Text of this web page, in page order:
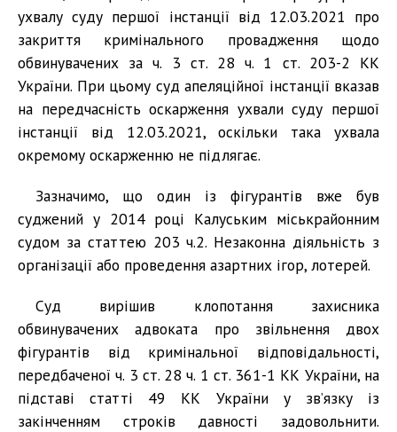
ухвалу суду першої інстанції від 12.03.2021 про
закриття кримінального провадження щодо
обвинувачених за ч. 3 ст. 28 ч. 1 ст. 203-2 КК
України. При цьому суд апеляційної інстанції вказав
на передчасність оскарження ухвали суду першої
інстанції від 12.03.2021, оскільки така ухвала
окремому оскарженню не підлягає.
Зазначимо, що один із фігурантів вже був
суджений у 2014 році Калуським міськрайонним
судом за статтею 203 ч.2. Незаконна діяльність з
організації або проведення азартних ігор, лотерей.
Суд вирішив клопотання захисника
обвинувачених адвоката про звільнення двох
фігурантів від кримінальної відповідальності,
передбаченої ч. 3 ст. 28 ч. 1 ст. 361-1 КК України, на
підставі статті 49 КК України у зв’язку із
закінченням строків давності задовольнити.